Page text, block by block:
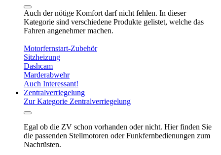
Auch der nötige Komfort darf nicht fehlen. In dieser
Kategorie sind verschiedene Produkte gelistet, welche das
Fahren angenehmer machen.
Motorfernstart-Zubehör
Sitzheizung
Dashcam
Marderabwehr
Auch Interessant!
Zentralverriegelung
Zur Kategorie Zentralverriegelung
Egal ob die ZV schon vorhanden oder nicht. Hier finden Sie
die passenden Stellmotoren oder Funkfernbedienungen zum
Nachrüsten.